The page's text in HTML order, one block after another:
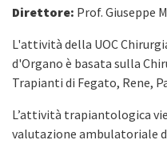
Direttore: Prof. Giuseppe
L'attività della UOC
d'Organo è basata sulla
Trapianti di Fegato, Rene,
L’attività trapiantologica
valutazione ambulatoriale